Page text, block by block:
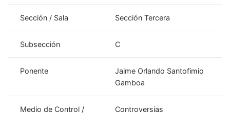
Sección / Sala Sección Tercera
Subsección C
Ponente
Jaime Orlando Santofimio
Gamboa
Medio de Control /
Controversias